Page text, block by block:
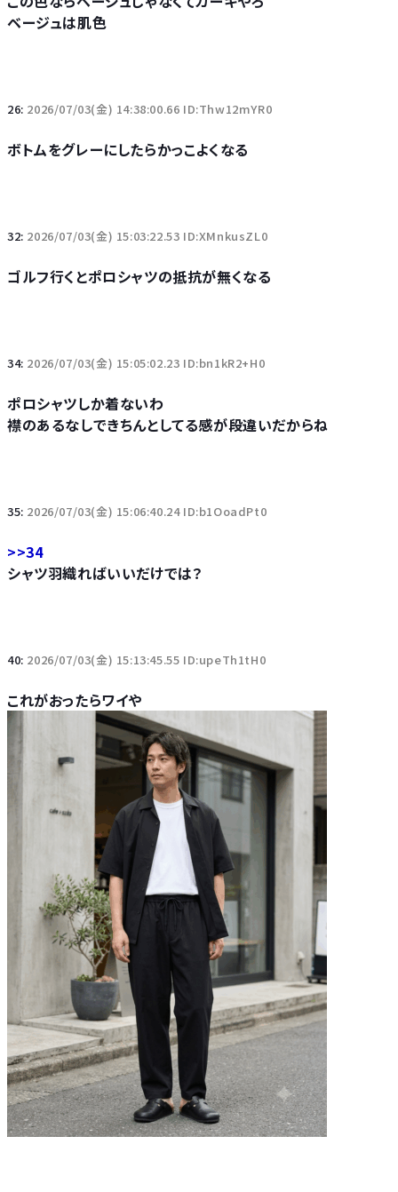
ベージュは肌色
26: 2026/07/03(金) 14:38:00.66 ID:Thw12mYR0
ボトムをグレーにしたらかっこよくなる
32: 2026/07/03(金) 15:03:22.53 ID:XMnkusZL0
ゴルフ行くとポロシャツの抵抗が無くなる
34: 2026/07/03(金) 15:05:02.23 ID:bn1kR2+H0
ポロシャツしか着ないわ
襟のあるなしできちんとしてる感が段違いだからね
35: 2026/07/03(金) 15:06:40.24 ID:b1OoadPt0
>>34
シャツ羽織ればいいだけでは？
40: 2026/07/03(金) 15:13:45.55 ID:upeTh1tH0
これがおったらワイや